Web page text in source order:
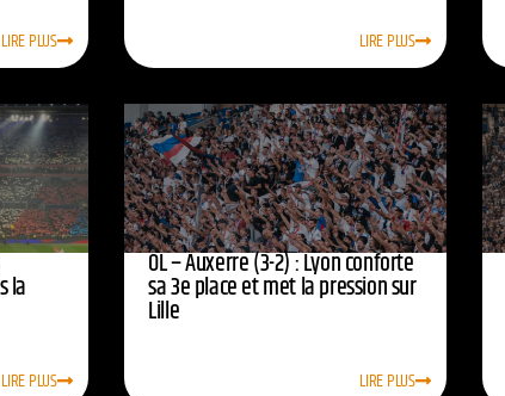
LIRE PLUS LIRE PLUS
la
LIRE PLUS
OL – Auxerre (3-2) : Lyon conforte
sa 3e place et met la pression sur
Lille
LIRE PLUS